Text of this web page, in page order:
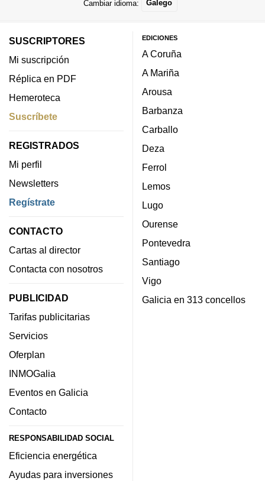
Cambiar idioma: Galego
SUSCRIPTORES
Mi suscripción
Réplica en PDF
Hemeroteca
Suscríbete
REGISTRADOS
Mi perfil
Newsletters
Regístrate
CONTACTO
Cartas al director
Contacta con nosotros
PUBLICIDAD
Tarifas publicitarias
Servicios
Oferplan
INMOGalia
Eventos en Galicia
Contacto
RESPONSABILIDAD SOCIAL
Eficiencia energética
Ayudas para inversiones
EDICIONES
A Coruña
A Mariña
Arousa
Barbanza
Carballo
Deza
Ferrol
Lemos
Lugo
Ourense
Pontevedra
Santiago
Vigo
Galicia en 313 concellos